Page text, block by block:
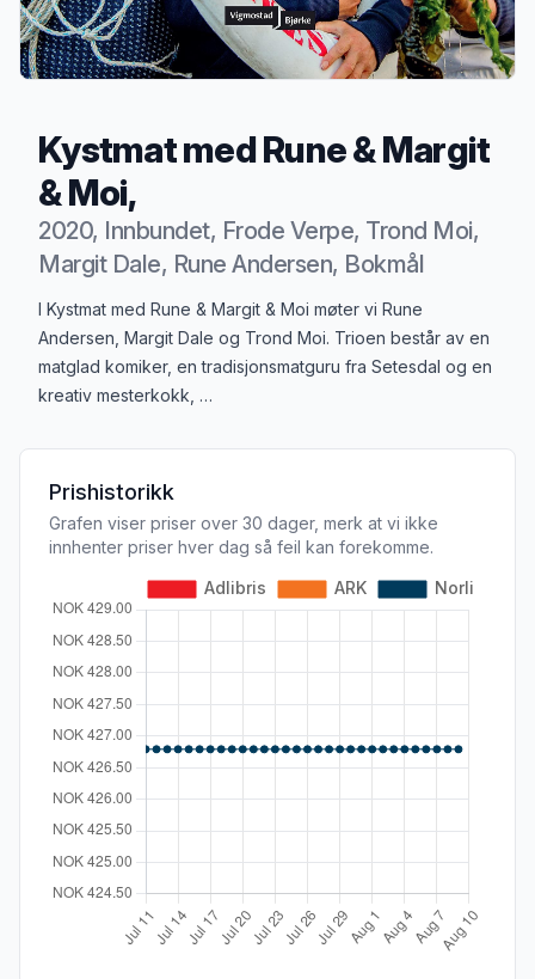
Kystmat med Rune & Margit
& Moi,
2020, Innbundet, Frode Verpe, Trond Moi,
Margit Dale, Rune Andersen, Bokmål
Produktbeskrivelse
I Kystmat med Rune & Margit & Moi møter vi Rune
Andersen, Margit Dale og Trond Moi. Trioen består av en
matglad komiker, en tradisjonsmatguru fra Setesdal og en
kreativ mesterkokk, …
Prishistorikk
Grafen viser priser over 30 dager, merk at vi ikke
innhenter priser hver dag så feil kan forekomme.